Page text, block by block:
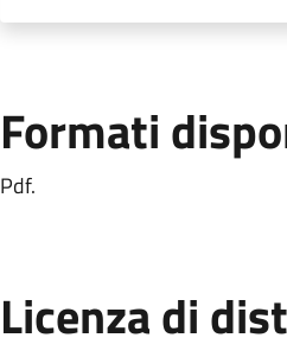
Formati
Pdf.
Licenza di